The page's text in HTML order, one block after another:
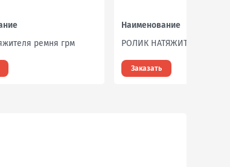
ремня грм
Наименование
РОЛИК НАТЯЖИТЕЛЯ
Заказать